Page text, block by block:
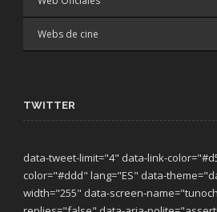
Webs de cine
TWITTER
data-tweet-limit="4" data-link-
color="#ddd" lang="ES" data-
width="255" data-screen-